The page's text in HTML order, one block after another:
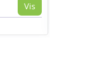
Vis